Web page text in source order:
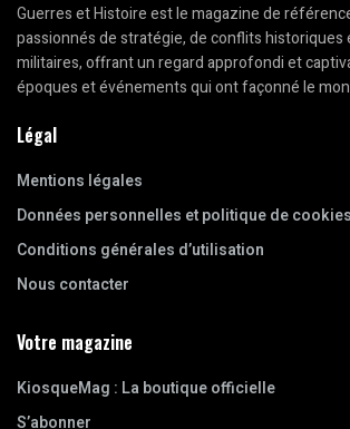
Guerres et Histoire est le magazine de
passionnés de stratégie, de conflits historiques
militaires, offrant un regard approfondi et
époques et événements qui ont façonné le
Légal
Mentions légales
Données personnelles et politique de cookies
Conditions générales d’utilisation
Nous contacter
Votre magazine
KiosqueMag : La boutique officielle
S’abonner